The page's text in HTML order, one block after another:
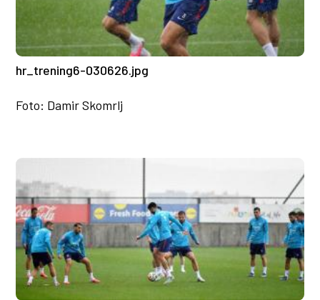
hr_trening6-030626.jpg
Foto: Damir Skomrlj